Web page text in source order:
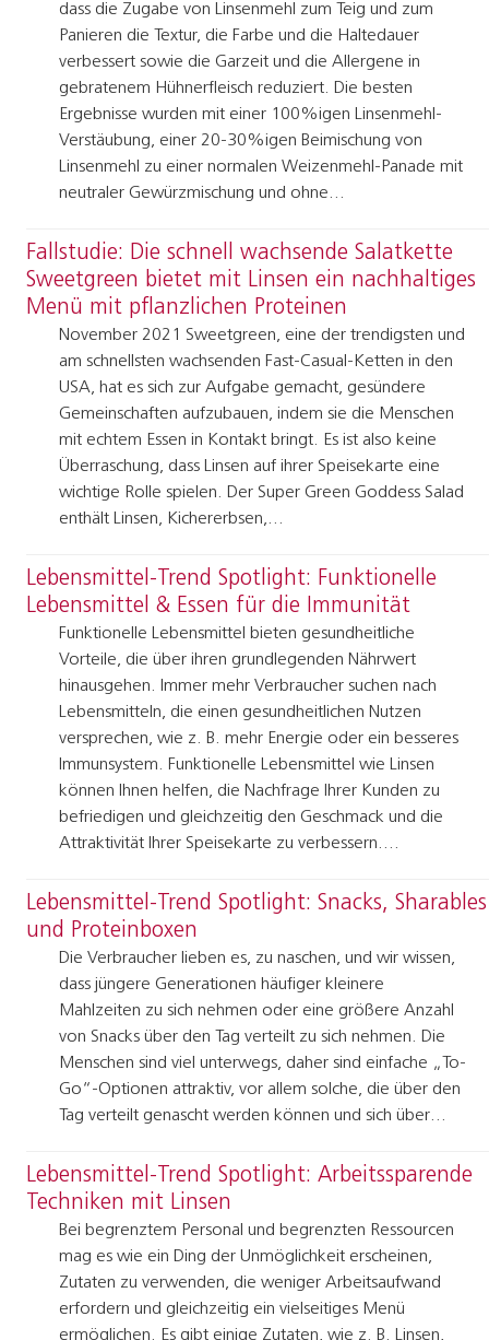
dass die Zugabe von Linsenmehl zum Teig und zum
Panieren die Textur, die Farbe und die Haltedauer
verbessert sowie die Garzeit und die Allergene in
gebratenem Hühnerfleisch reduziert. Die besten
Ergebnisse wurden mit einer 100%igen Linsenmehl-
Verstäubung, einer 20-30%igen Beimischung von
Linsenmehl zu einer normalen Weizenmehl-Panade mit
neutraler Gewürzmischung und ohne…
Fallstudie: Die schnell wachsende Salatkette
Sweetgreen bietet mit Linsen ein nachhaltiges
Menü mit pflanzlichen Proteinen
November 2021 Sweetgreen, eine der trendigsten und
am schnellsten wachsenden Fast-Casual-Ketten in den
USA, hat es sich zur Aufgabe gemacht, gesündere
Gemeinschaften aufzubauen, indem sie die Menschen
mit echtem Essen in Kontakt bringt. Es ist also keine
Überraschung, dass Linsen auf ihrer Speisekarte eine
wichtige Rolle spielen. Der Super Green Goddess Salad
enthält Linsen, Kichererbsen,…
Lebensmittel-Trend Spotlight: Funktionelle
Lebensmittel & Essen für die Immunität
Funktionelle Lebensmittel bieten gesundheitliche
Vorteile, die über ihren grundlegenden Nährwert
hinausgehen. Immer mehr Verbraucher suchen nach
Lebensmitteln, die einen gesundheitlichen Nutzen
versprechen, wie z. B. mehr Energie oder ein besseres
Immunsystem. Funktionelle Lebensmittel wie Linsen
können Ihnen helfen, die Nachfrage Ihrer Kunden zu
befriedigen und gleichzeitig den Geschmack und die
Attraktivität Ihrer Speisekarte zu verbessern.…
Lebensmittel-Trend Spotlight: Snacks, Sharables
und Proteinboxen
Die Verbraucher lieben es, zu naschen, und wir wissen,
dass jüngere Generationen häufiger kleinere
Mahlzeiten zu sich nehmen oder eine größere Anzahl
von Snacks über den Tag verteilt zu sich nehmen. Die
Menschen sind viel unterwegs, daher sind einfache „To-
Go“-Optionen attraktiv, vor allem solche, die über den
Tag verteilt genascht werden können und sich über…
Lebensmittel-Trend Spotlight: Arbeitssparende
Techniken mit Linsen
Bei begrenztem Personal und begrenzten Ressourcen
mag es wie ein Ding der Unmöglichkeit erscheinen,
Zutaten zu verwenden, die weniger Arbeitsaufwand
erfordern und gleichzeitig ein vielseitiges Menü
ermöglichen. Es gibt einige Zutaten, wie z. B. Linsen,